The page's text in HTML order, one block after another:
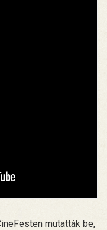
mutatták be,